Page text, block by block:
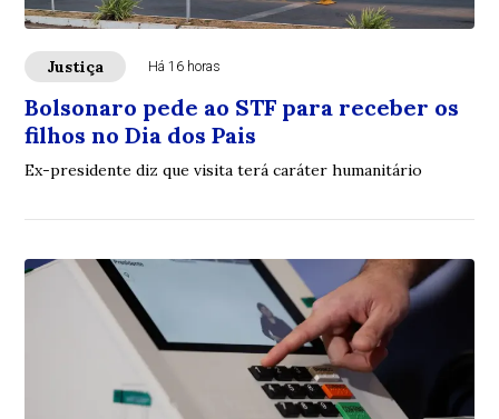
Justiça Há 16 horas
Bolsonaro pede ao STF para receber os
filhos no Dia dos Pais
Ex-presidente diz que visita terá caráter humanitário